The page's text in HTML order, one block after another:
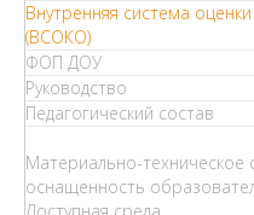
Внутренняя система
(ВСОКО)
ФОП ДОУ
Руководство
Педагогический состав
Материально-техническое
оснащенность